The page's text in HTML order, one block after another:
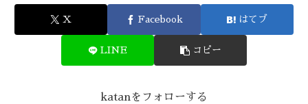
X Facebook はてブ
LINE コピー
katanをフォローする